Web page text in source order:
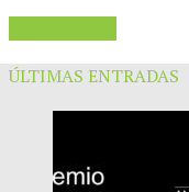
ÚLTIMAS ENTRADAS